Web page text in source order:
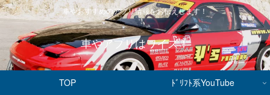
車やおすすめのアプリ情報をお伝えします！
車やアプリはワイズ！
TOP
ﾄﾞﾘﾌﾄ系YouTube